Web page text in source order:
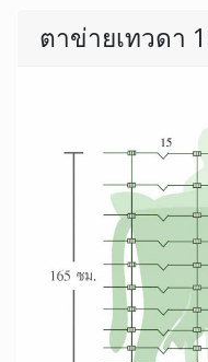
ตาข่ายเทวดา